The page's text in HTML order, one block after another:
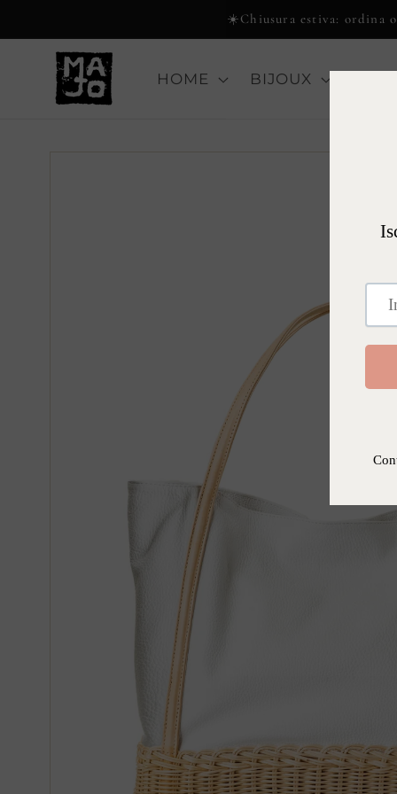
ai contenuti
☀️Chiusura estiva: ordina
HOME BIJOUX